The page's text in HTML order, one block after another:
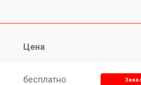
Цена
бесплатно